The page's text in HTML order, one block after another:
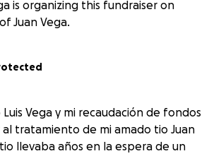
is organizing this fundraiser on
Juan Vega.
Vega y mi recaudación de fondos
al tratamiento de mi amado tio Juan
llevaba años en la espera de un